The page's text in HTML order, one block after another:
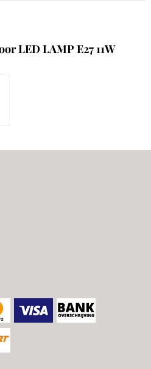
LED LAMP E27 11W
18,05